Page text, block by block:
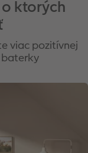
ktorých
viac pozitívnej
baterky